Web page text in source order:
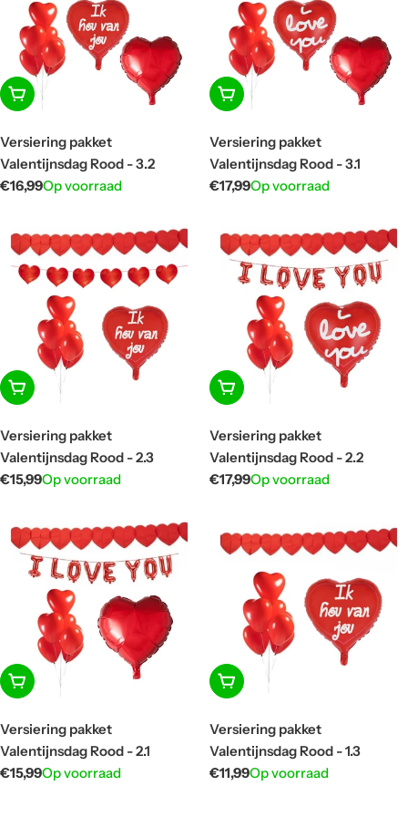
In winkelwagen
Versiering pakket
Valentijnsdag Rood - 3.2
Normale
€16,99Op voorraad
In winkelwagen
Versiering pakket
Valentijnsdag Rood - 3.1
Normale
€17,99Op voorraad
In winkelwagen
Versiering pakket
Valentijnsdag Rood - 2.3
Normale
€15,99Op voorraad
In winkelwagen
Versiering pakket
Valentijnsdag Rood - 2.2
Normale
€17,99Op voorraad
In winkelwagen
Versiering pakket
Valentijnsdag Rood - 2.1
Normale
€15,99Op voorraad
In winkelwagen
Versiering pakket
Valentijnsdag Rood - 1.3
Normale
€11,99Op voorraad